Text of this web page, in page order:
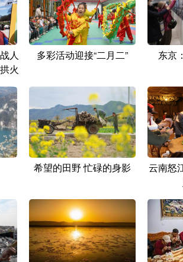
人
火
多彩活动迎接“二月二” 东京
希望的田野 忙碌的身影
云南怒